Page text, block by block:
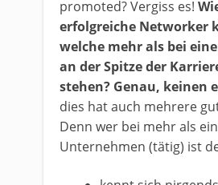
promoted? Vergiss es!
erfolgreiche Networker
welche mehr als bei
an der Spitze der
stehen? Genau, keinen
dies hat auch mehrere
Denn wer bei mehr als
Unternehmen (tätig) ist